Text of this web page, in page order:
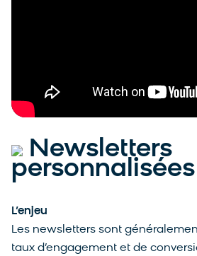
Newsletters
personnalisées
L’enjeu
Les newsletters sont
taux d’engagement et de